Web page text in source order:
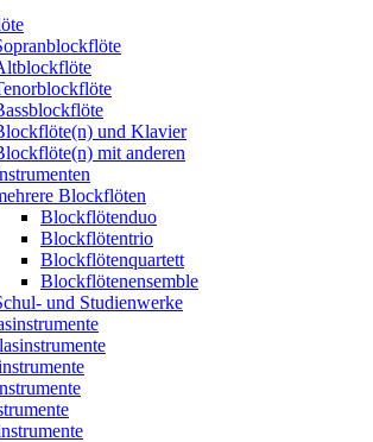
und Klavier
mit anderen
Blockflöten
Blockflötenduo
Blockflötentrio
Blockflötenquartett
Blockflötenensemble
und Studienwerke